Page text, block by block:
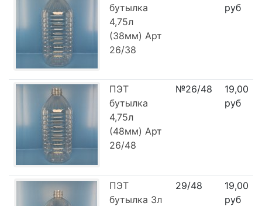
бутылка
4,75л
(38мм) Арт
26/38
руб
ПЭТ
бутылка
4,75л
(48мм) Арт
26/48
№26/48
19,00
руб
ПЭТ
бутылка 3л
29/48
19,00
руб